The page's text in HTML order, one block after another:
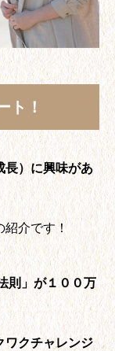
ト！
長）に興味があ
紹介です！
則」が１００万
ワクチャレンジ